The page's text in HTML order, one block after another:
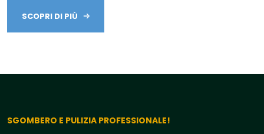
SCOPRI DI PIÙ
SGOMBERO E PULIZIA PROFESSIONALE!